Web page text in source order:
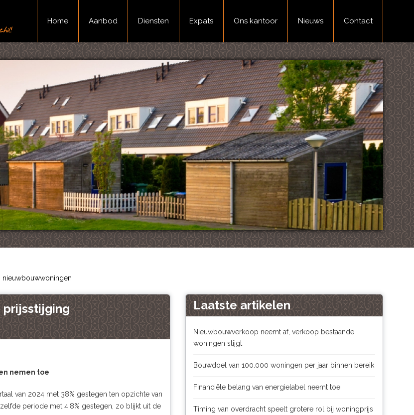
Home Aanbod Diensten Expats Ons kantoor Nieuws Contact
nieuwbouwwoningen
prijsstijging
nemen toe
van 2024 met 38% gestegen ten opzichte van
periode met 4,8% gestegen, zo blijkt uit de
Laatste artikelen
Nieuwbouwverkoop neemt af, verkoop bestaande
woningen stijgt
Bouwdoel van 100.000 woningen per jaar binnen bereik
Financiële belang van energielabel neemt toe
Timing van overdracht speelt grotere rol bij woningprijs